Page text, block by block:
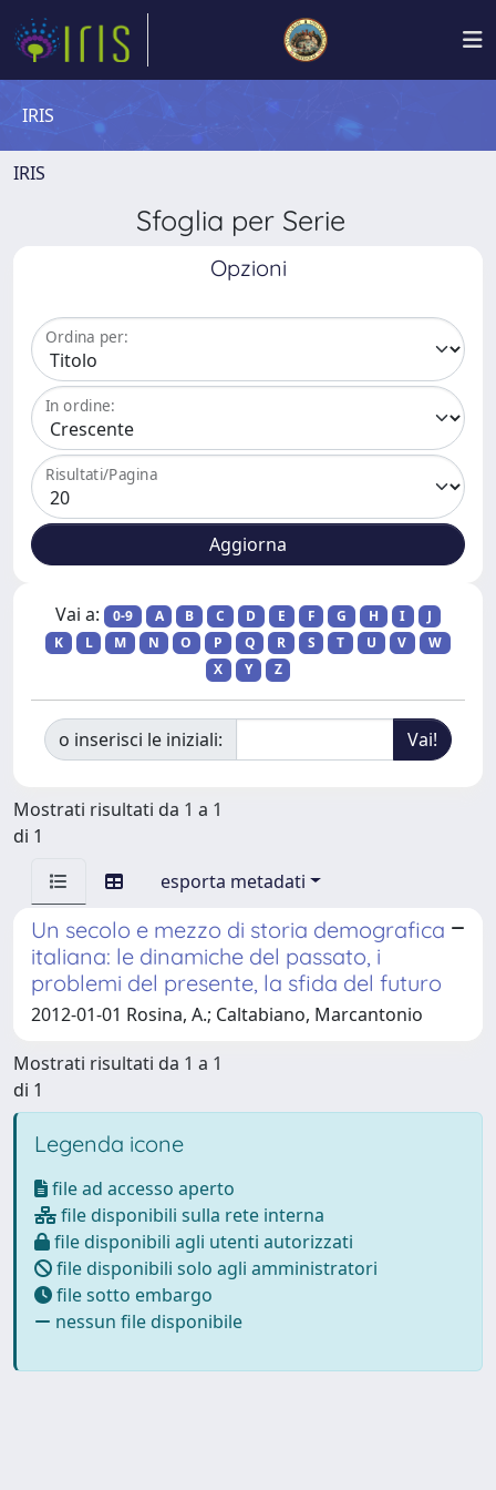
IRIS
IRIS
Sfoglia per Serie
Opzioni
Ordina per:
In ordine:
Risultati/Pagina
Vai a: 0-9 A B C D E F G H I
J
K
L M N O P Q R S T U V
W
X
Y Z
o inserisci le iniziali:
Mostrati risultati da 1 a 1
di 1
esporta metadati
Un secolo e mezzo di storia demografica
italiana: le dinamiche del passato, i
problemi del presente, la sfida del futuro
2012-01-01 Rosina, A.; Caltabiano, Marcantonio
Mostrati risultati da 1 a 1
di 1
Legenda icone
file ad accesso aperto
file disponibili sulla rete interna
file disponibili agli utenti autorizzati
file disponibili solo agli amministratori
file sotto embargo
nessun file disponibile